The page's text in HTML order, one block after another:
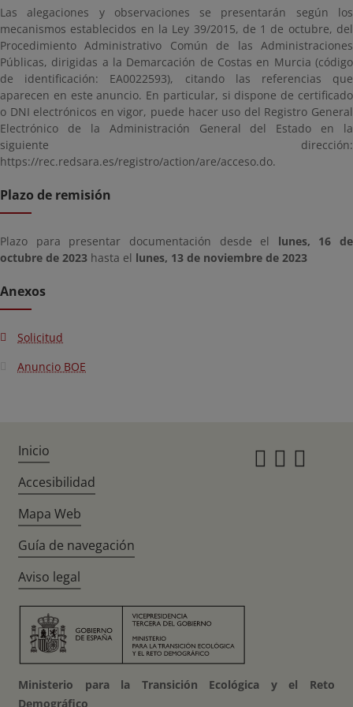
Las alegaciones y observaciones se presentarán según los
mecanismos establecidos en la Ley 39/2015, de 1 de octubre, del
Procedimiento Administrativo Común de las Administraciones
Públicas, dirigidas a la Demarcación de Costas en Murcia (código
de identificación: EA0022593), citando las referencias que
aparecen en este anuncio. En particular, si dispone de certificado
o DNI electrónicos en vigor, puede hacer uso del Registro General
Electrónico de la Administración General del Estado en la
siguiente dirección:
https://rec.redsara.es/registro/action/are/acceso.do.
Plazo de remisión
Plazo para presentar documentación desde el lunes, 16 de
octubre de 2023 hasta el lunes, 13 de noviembre de 2023
Anexos
Solicitud
Anuncio BOE
Inicio
Accesibilidad
Mapa Web
Guía de navegación
Aviso legal
Ministerio para la Transición Ecológica y el Reto
Demográfico